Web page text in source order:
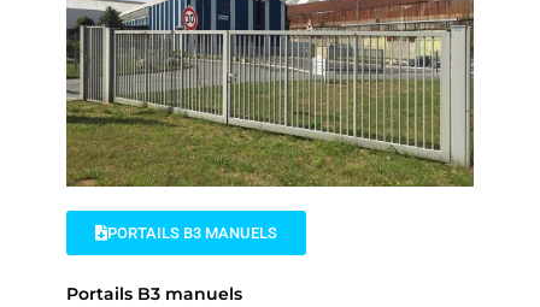
PORTAILS B3 MANUELS
Portails B3 manuels